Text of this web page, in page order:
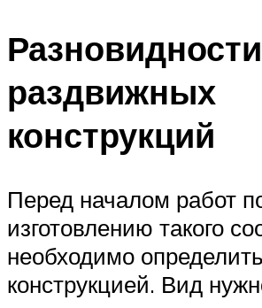
Разновидности
раздвижных
конструкций
Перед началом работ
изготовлению такого
необходимо
конструкцией. Вид